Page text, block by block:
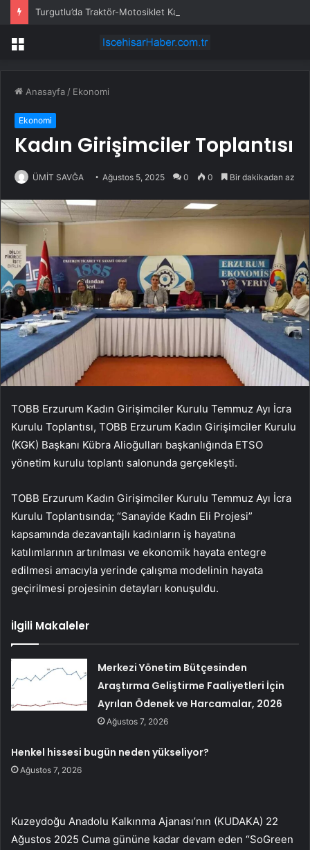
Turgutlu’da Traktör-Motosiklet Kazası
Menü
Anasayfa / Ekonomi
Ekonomi
Kadın Girişimciler Toplantısı
ÜMİT SAVĞA Ağustos 5, 2025 0 0 Bir dakikadan az
TOBB Erzurum Kadın Girişimciler Kurulu Temmuz Ayı İcra
Kurulu Toplantısı, TOBB Erzurum Kadın Girişimciler Kurulu
(KGK) Başkanı Kübra Alioğulları başkanlığında ETSO
yönetim kurulu toplantı salonunda gerçekleşti.
TOBB Erzurum Kadın Girişimciler Kurulu Temmuz Ayı İcra
Kurulu Toplantısında; “Sanayide Kadın Eli Projesi”
kapsamında dezavantajlı kadınların iş hayatına
katılımlarının artırılması ve ekonomik hayata entegre
edilmesi amacıyla yerinde çalışma modelinin hayata
geçirilmesi projesinin detayları konuşuldu.
İlgili Makaleler
Merkezi Yönetim Bütçesinden
Araştırma Geliştirme Faaliyetleri İçin
Ayrılan Ödenek ve Harcamalar, 2026
Ağustos 7, 2026
Henkel hissesi bugün neden yükseliyor?
Ağustos 7, 2026
Kuzeydoğu Anadolu Kalkınma Ajanası’nın (KUDAKA) 22
Ağustos 2025 Cuma gününe kadar devam eden “SoGreen